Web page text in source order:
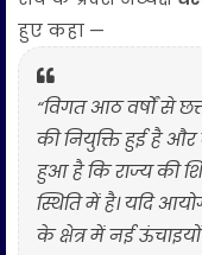
हुए कहा —
“विगत आठ वर्षों से
की नियुक्ति हुई है और
हुआ है कि राज्य की
स्थिति में है। यदि
के क्षेत्र में नई ऊंचाइयों